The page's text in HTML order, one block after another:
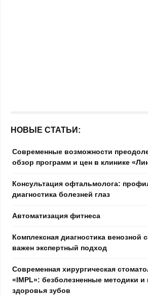
НОВЫЕ СТАТЬИ:
Современные возможности
обзор программ и цен в клинике
Консультация офтальмолога:
диагностика болезней глаз
Автоматизация фитнеса
Комплексная диагностика венозной
важен экспертный подход
Современная хирургическая
«IMPL»: безболезненные методики и
здоровья зубов